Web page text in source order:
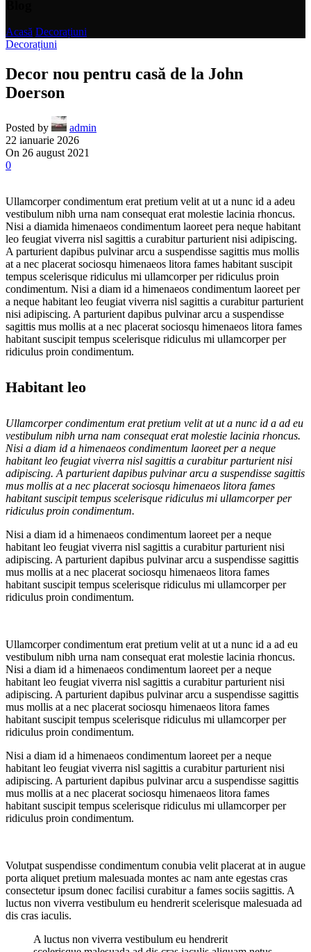
Acasă Decorațiuni
Decorațiuni
Decor nou pentru casă de la John
Doerson
Posted by
admin
22 ianuarie 2026
On 26 august 2021
0
Ullamcorper condimentum erat pretium velit at ut a nunc id a adeu
vestibulum nibh urna nam consequat erat molestie lacinia rhoncus.
Nisi a diamida himenaeos condimentum laoreet pera neque habitant
leo feugiat viverra nisl sagittis a curabitur parturient nisi adipiscing.
A parturient dapibus pulvinar arcu a suspendisse sagittis mus mollis
at a nec placerat sociosqu himenaeos litora fames habitant suscipit
tempus scelerisque ridiculus mi ullamcorper per ridiculus proin
condimentum. Nisi a diam id a himenaeos condimentum laoreet per
a neque habitant leo feugiat viverra nisl sagittis a curabitur parturient
nisi adipiscing. A parturient dapibus pulvinar arcu a suspendisse
sagittis mus mollis at a nec placerat sociosqu himenaeos litora fames
habitant suscipit tempus scelerisque ridiculus mi ullamcorper per
ridiculus proin condimentum.
Habitant leo
Ullamcorper condimentum erat pretium velit at ut a nunc id a ad eu
vestibulum nibh urna nam consequat erat molestie lacinia rhoncus.
Nisi a diam id a himenaeos condimentum laoreet per a neque
habitant leo feugiat viverra nisl sagittis a curabitur parturient nisi
adipiscing. A parturient dapibus pulvinar arcu a suspendisse sagittis
mus mollis at a nec placerat sociosqu himenaeos litora fames
habitant suscipit tempus scelerisque ridiculus mi ullamcorper per
ridiculus proin condimentum.
Nisi a diam id a himenaeos condimentum laoreet per a neque
habitant leo feugiat viverra nisl sagittis a curabitur parturient nisi
adipiscing. A parturient dapibus pulvinar arcu a suspendisse sagittis
mus mollis at a nec placerat sociosqu himenaeos litora fames
habitant suscipit tempus scelerisque ridiculus mi ullamcorper per
ridiculus proin condimentum.
Ullamcorper condimentum erat pretium velit at ut a nunc id a ad eu
vestibulum nibh urna nam consequat erat molestie lacinia rhoncus.
Nisi a diam id a himenaeos condimentum laoreet per a neque
habitant leo feugiat viverra nisl sagittis a curabitur parturient nisi
adipiscing. A parturient dapibus pulvinar arcu a suspendisse sagittis
mus mollis at a nec placerat sociosqu himenaeos litora fames
habitant suscipit tempus scelerisque ridiculus mi ullamcorper per
ridiculus proin condimentum.
Nisi a diam id a himenaeos condimentum laoreet per a neque
habitant leo feugiat viverra nisl sagittis a curabitur parturient nisi
adipiscing. A parturient dapibus pulvinar arcu a suspendisse sagittis
mus mollis at a nec placerat sociosqu himenaeos litora fames
habitant suscipit tempus scelerisque ridiculus mi ullamcorper per
ridiculus proin condimentum.
Volutpat suspendisse condimentum conubia velit placerat at in augue
porta aliquet pretium malesuada montes ac nam ante egestas cras
consectetur ipsum donec facilisi curabitur a fames sociis sagittis. A
luctus non viverra vestibulum eu hendrerit scelerisque malesuada ad
dis cras iaculis.
A luctus non viverra vestibulum eu hendrerit